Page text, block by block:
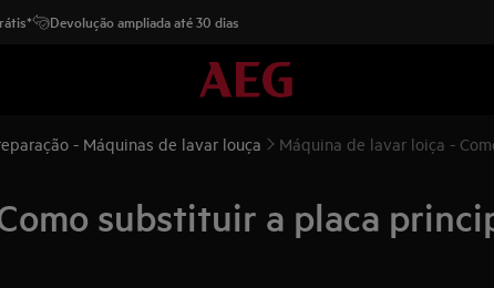
Devolução ampliada até 30 dias
- Máquinas de lavar louça Máquina de lavar loiça -
substituir a placa